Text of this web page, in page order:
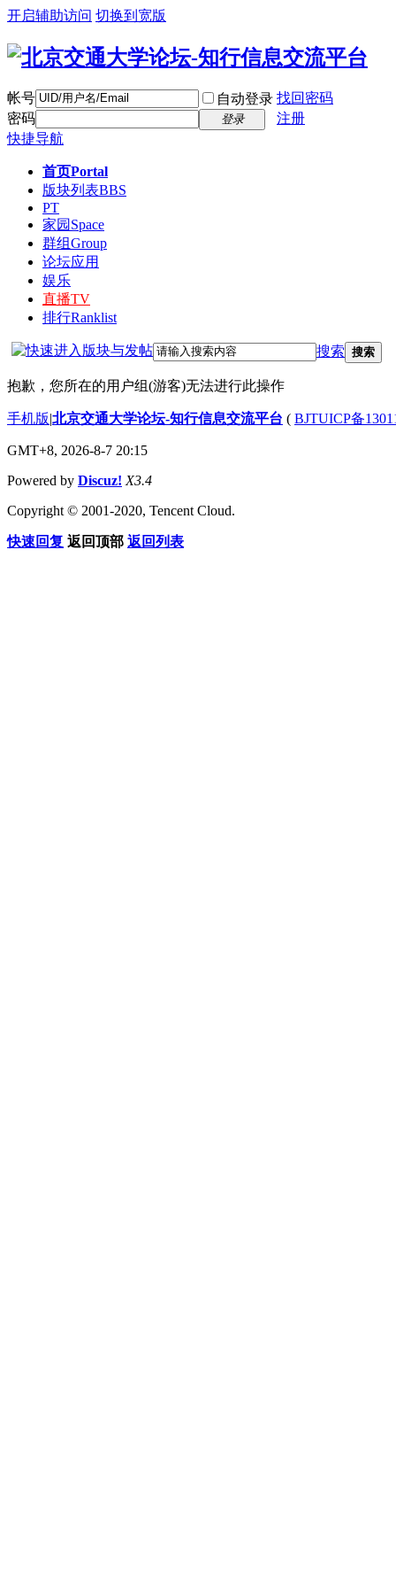
开启辅助访问 切换到宽版
帐号 自动登录 找回密码
密码
登录
注册
快捷导航
首页Portal
版块列表BBS
PT
家园 Space
群组Group
论坛应用
娱乐
直播TV
排行Ranklist
搜索 搜索
抱歉，您所在的用户组(游客)无法进行此操作
手机版|北京交通大学论坛-知行信息交流平台 ( BJTUICP备
GMT+8, 2026-8-7 20:15
Powered by Discuz! X3.4
Copyright © 2001-2020, Tencent Cloud.
快速回复 返回顶部 返回列表